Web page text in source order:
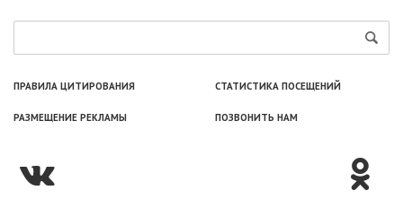
ПРАВИЛА ЦИТИРОВАНИЯ СТАТИСТИКА ПОСЕЩЕНИЙ
РАЗМЕЩЕНИЕ РЕКЛАМЫ ПОЗВОНИТЬ НАМ